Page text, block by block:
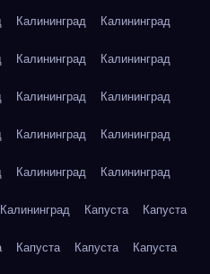
Калининград Калининград
Калининград Калининград
Калининград Калининград
Калининград Калининград
Калининград Калининград
Калининград Капуста Капуста
Капуста Капуста Капуста